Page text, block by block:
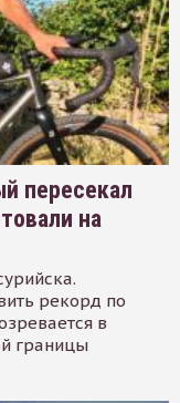
пересекал
на
рекорд по
в
границы